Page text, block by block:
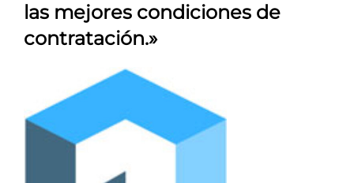
las mejores condiciones de
contratación.»